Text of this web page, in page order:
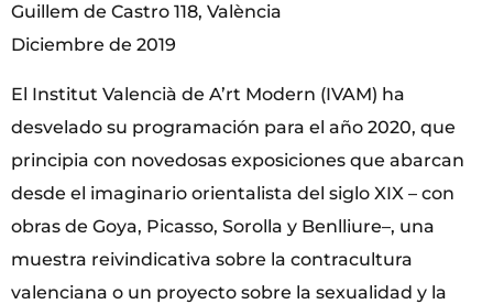
Guillem de Castro 118, València
Diciembre de 2019
El Institut Valencià de A’rt Modern (IVAM) ha
desvelado su programación para el año 2020, que
principia con novedosas exposiciones que abarcan
desde el imaginario orientalista del siglo XIX – con
obras de Goya, Picasso, Sorolla y Benlliure–, una
muestra reivindicativa sobre la contracultura
valenciana o un proyecto sobre la sexualidad y la